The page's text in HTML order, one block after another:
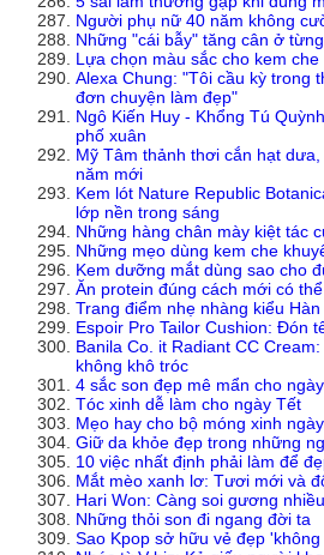
Người phụ nữ 40 năm không
Những "cái bẫy" tăng cân ở
Lựa chọn màu sắc cho kem che
Alexa Chung: "Tôi cầu kỳ trong
đơn chuyện làm đẹp"
Ngô Kiến Huy - Khổng Tú
phố xuân
Mỹ Tâm thảnh thơi cắn hạt
năm mới
Kem lót Nature Republic
lớp nền trong sáng
Những hàng chân mày kiệt tác
Những mẹo dùng kem che
Kem dưỡng mắt dùng sao cho
Ăn protein đúng cách mới có
Trang điểm nhẹ nhàng kiểu
Espoir Pro Tailor Cushion: Đón
Banila Co. it Radiant CC
không khô tróc
4 sắc son đẹp mê mẩn cho
Tóc xinh dễ làm cho ngày Tết
Mẹo hay cho bộ móng xinh
Giữ da khỏe đẹp trong những
10 việc nhất định phải làm để
Mắt mèo xanh lơ: Tươi mới và
Hari Won: Càng soi gương
Những thỏi son đi ngang đời ta
Sao Kpop sở hữu vẻ đẹp